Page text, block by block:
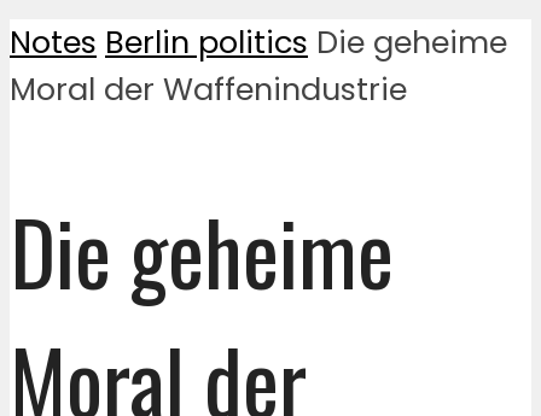
Notes Berlin politics Die geheime
Moral der Waffenindustrie
Die geheime
Moral der